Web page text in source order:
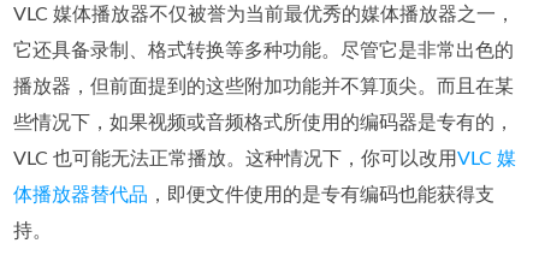
VLC 媒体播放器不仅被誉为当前最优秀的媒体播放器之一，
它还具备录制、格式转换等多种功能。尽管它是非常出色的
播放器，但前面提到的这些附加功能并不算顶尖。而且在某
些情况下，如果视频或音频格式所使用的编码器是专有的，
VLC 也可能无法正常播放。这种情况下，你可以改用VLC 媒
体播放器替代品 ，即便文件使用的是专有编码也能获得支
持。